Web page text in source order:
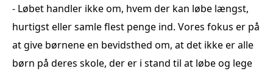
- Løbet handler ikke om, hvem der kan løbe længst,
hurtigst eller samle flest penge ind. Vores fokus er på
at give børnene en bevidsthed om, at det ikke er alle
børn på deres skole, der er i stand til at løbe og lege